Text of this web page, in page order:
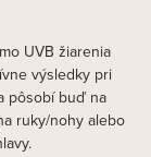
UVB žiarenia
výsledky pri
pôsobí buď na
ruky/nohy alebo